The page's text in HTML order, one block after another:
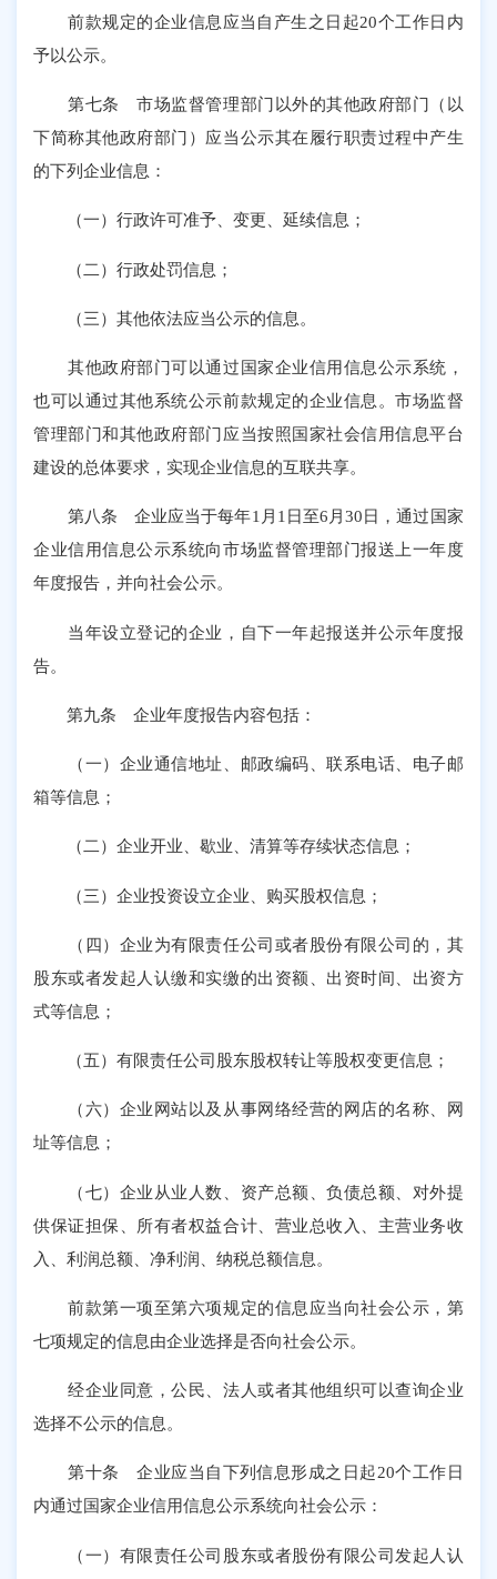
前款规定的企业信息应当自产生之日起20个工作日内
予以公示。
第七条 市场监督管理部门以外的其他政府部门（以
下简称其他政府部门）应当公示其在履行职责过程中产生
的下列企业信息：
（一）行政许可准予、变更、延续信息；
（二）行政处罚信息；
（三）其他依法应当公示的信息。
其他政府部门可以通过国家企业信用信息公示系统，
也可以通过其他系统公示前款规定的企业信息。市场监督
管理部门和其他政府部门应当按照国家社会信用信息平台
建设的总体要求，实现企业信息的互联共享。
第八条 企业应当于每年1月1日至6月30日，通过国家
企业信用信息公示系统向市场监督管理部门报送上一年度
年度报告，并向社会公示。
当年设立登记的企业，自下一年起报送并公示年度报
告。
第九条 企业年度报告内容包括：
（一）企业通信地址、邮政编码、联系电话、电子邮
箱等信息；
（二）企业开业、歇业、清算等存续状态信息；
（三）企业投资设立企业、购买股权信息；
（四）企业为有限责任公司或者股份有限公司的，其
股东或者发起人认缴和实缴的出资额、出资时间、出资方
式等信息；
（五）有限责任公司股东股权转让等股权变更信息；
（六）企业网站以及从事网络经营的网店的名称、网
址等信息；
（七）企业从业人数、资产总额、负债总额、对外提
供保证担保、所有者权益合计、营业总收入、主营业务收
入、利润总额、净利润、纳税总额信息。
前款第一项至第六项规定的信息应当向社会公示，第
七项规定的信息由企业选择是否向社会公示。
经企业同意，公民、法人或者其他组织可以查询企业
选择不公示的信息。
第十条 企业应当自下列信息形成之日起20个工作日
内通过国家企业信用信息公示系统向社会公示：
（一）有限责任公司股东或者股份有限公司发起人认